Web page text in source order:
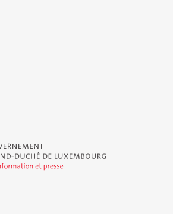
Grand-Duché de Luxembourg - Service